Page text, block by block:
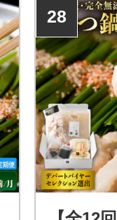
ぷりで甘い
がっており
28